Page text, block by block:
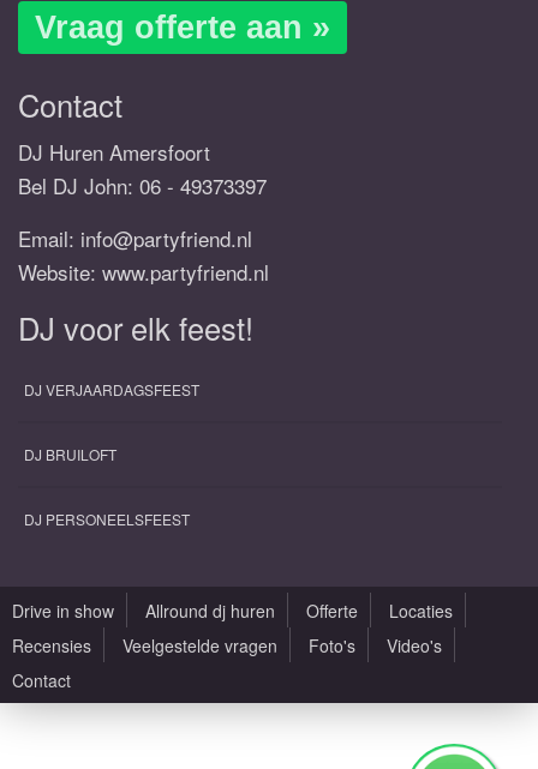
Vraag offerte aan »
Contact
DJ Huren Amersfoort
Bel DJ John: 06 - 49373397
Email: info@partyfriend.nl
Website: www.partyfriend.nl
DJ voor elk feest!
DJ VERJAARDAGSFEEST
DJ BRUILOFT
DJ PERSONEELSFEEST
Drive in show Allround dj huren Offerte
Locaties
Recensies
Veelgestelde vragen Foto's
Video's
Contact
Algemene voorwaarden